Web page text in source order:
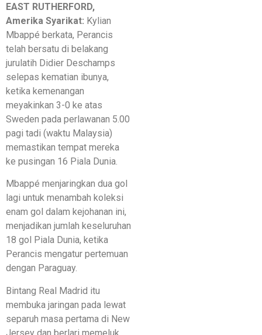
EAST RUTHERFORD,
Amerika Syarikat: Kylian
Mbappé berkata, Perancis
telah bersatu di belakang
jurulatih Didier Deschamps
selepas kematian ibunya,
ketika kemenangan
meyakinkan 3-0 ke atas
Sweden pada perlawanan 5.00
pagi tadi (waktu Malaysia)
memastikan tempat mereka
ke pusingan 16 Piala Dunia.
Mbappé menjaringkan dua gol
lagi untuk menambah koleksi
enam gol dalam kejohanan ini,
menjadikan jumlah keseluruhan
18 gol Piala Dunia, ketika
Perancis mengatur pertemuan
dengan Paraguay.
Bintang Real Madrid itu
membuka jaringan pada lewat
separuh masa pertama di New